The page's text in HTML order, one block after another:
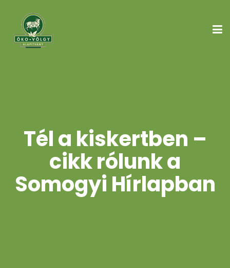
Tél a kiskertben –
cikk rólunk a
Somogyi Hírlapban